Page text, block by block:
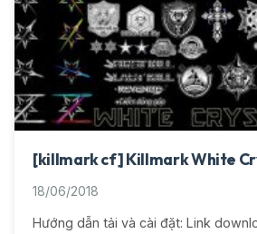
[killmark cf] Killmark White
18/06/2018
Hướng dẫn tải và cài đặt: Link